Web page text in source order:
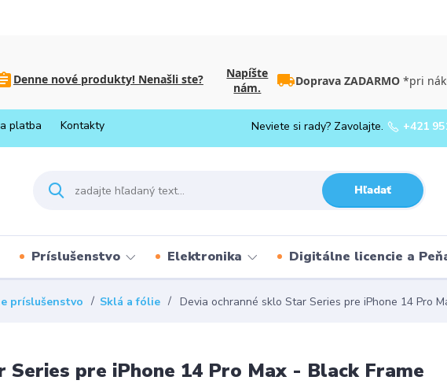
Denne nové produkty! Nenašli ste?
Napíšte
nám.
Doprava ZADARMO*pri
platba Kontakty
Hľadať
Neviete si rady? Zavolajte. +421
Príslušenstvo Elektronika Digitálne licencie a
príslušenstvo Sklá a fólie Devia ochranné sklo Star Series pre iPhone 14 Pro
Series pre iPhone 14 Pro Max - Black Frame